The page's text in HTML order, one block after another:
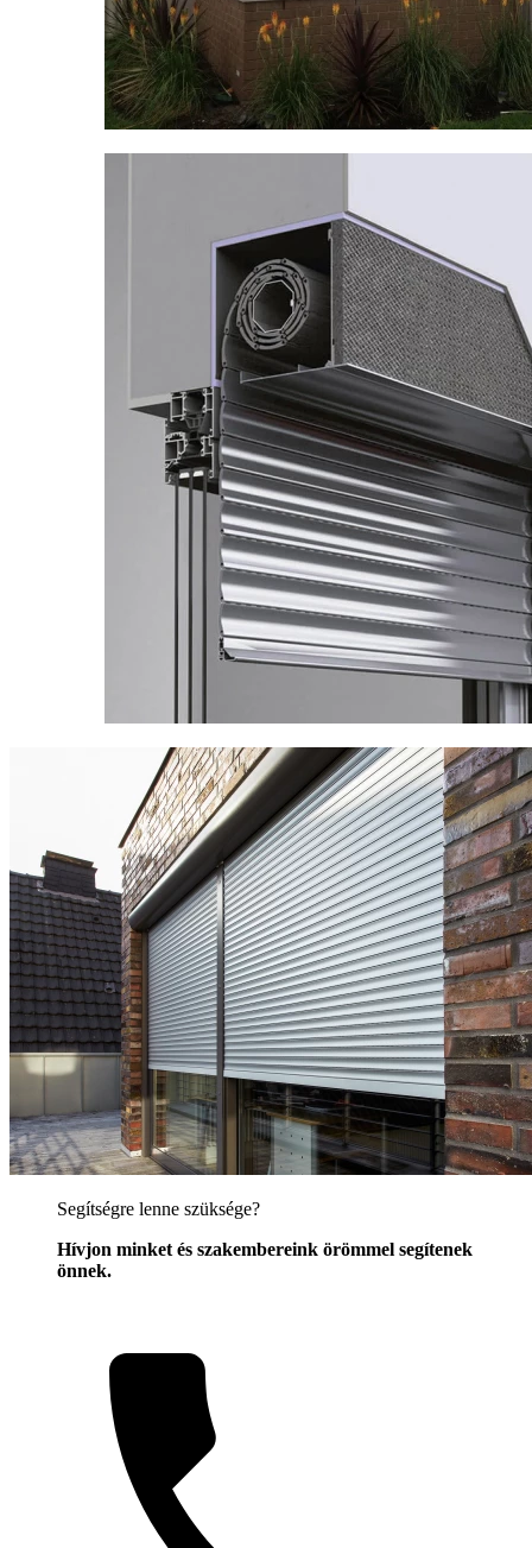
Segítségre lenne szüksége?
Hívjon minket és szakembereink örömmel segítenek
önnek.